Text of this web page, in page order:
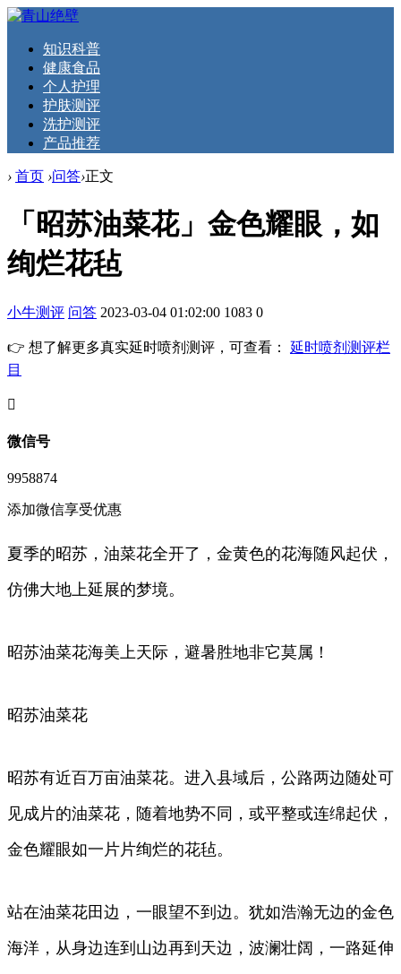
知识科普
健康食品
个人护理
护肤测评
洗护测评
产品推荐
› 首页 ›问答›正文
「昭苏油菜花」金色耀眼，如
绚烂花毡
小牛测评 问答 2023-03-04 01:02:00 1083 0
👉 想了解更多真实延时喷剂测评，可查看： 延时喷剂测评栏
目
󦘖
微信号
9958874
添加微信享受优惠
夏季的昭苏，油菜花全开了，金黄色的花海随风起伏，
仿佛大地上延展的梦境。
昭苏油菜花海美上天际，避暑胜地非它莫属！
昭苏油菜花
昭苏有近百万亩油菜花。进入县域后，公路两边随处可
见成片的油菜花，随着地势不同，或平整或连绵起伏，
金色耀眼如一片片绚烂的花毡。
站在油菜花田边，一眼望不到边。犹如浩瀚无边的金色
海洋，从身边连到山边再到天边，波澜壮阔，一路延伸